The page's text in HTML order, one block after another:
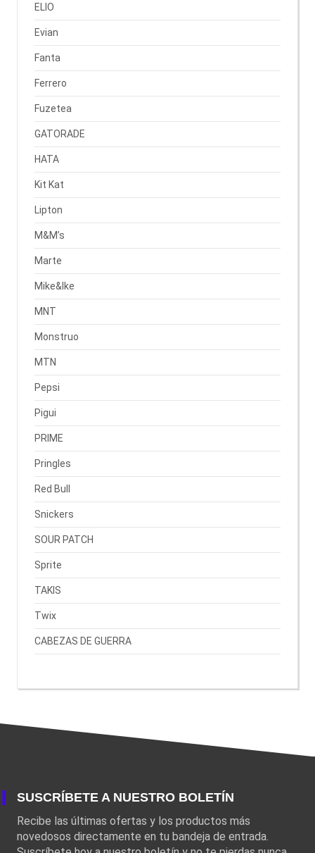
ELIO
Evian
Fanta
Ferrero
Fuzetea
GATORADE
HATA
Kit Kat
Lipton
M&M’s
Marte
Mike&Ike
MNT
Monstruo
MTN
Pepsi
Pigui
PRIME
Pringles
Red Bull
Snickers
SOUR PATCH
Sprite
TAKIS
Twix
CABEZAS DE GUERRA
SUSCRÍBETE A NUESTRO BOLETÍN
Recibe las últimas ofertas y los productos más
novedosos directamente en tu bandeja de entrada.